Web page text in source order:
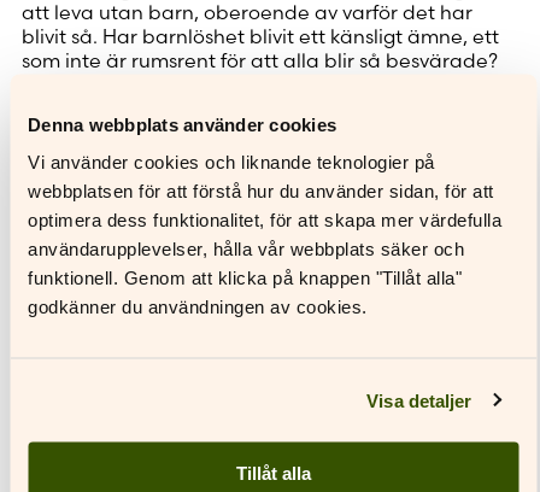
Denna webbplats använder cookies
Vi använder cookies och liknande teknologier på
webbplatsen för att förstå hur du använder sidan, för att
optimera dess funktionalitet, för att skapa mer värdefulla
användarupplevelser, hålla vår webbplats säker och
funktionell. Genom att klicka på knappen "Tillåt alla"
godkänner du användningen av cookies.
Visa detaljer
Tillåt alla
att leva utan barn, oberoende av varför det har
blivit så. Har barnlöshet blivit ett känsligt ämne, ett
som inte är rumsrent för att alla blir så besvärade?
barnen som aldrig kom – och de som aldrig känt av
någon mammadrift. Här finns de som på alla
möjliga sätt försöker få barn och de som gör allt för
att inte av misstag få barn. Här finns de som sörjer
och rasar över sin situation och de som har försonats
med den. Här finns det frivilliga och de ofrivilliga.
Här finns de som fått ompröva vem de är och vad
de vill göra i livet. Här finns berättelser om adoption,
provrörsbefruktning, abort, fosterbarn, andras barn.
I boken medverkar Monika Fagerholm, Annvi
Gardberg, Harriet Jossfolk- Furu, Sanna Karlsson,
Lotta Moring, Susanne Ringell, Micaela Röman, Ann
Sandqvist, Mikaela Sonck, Yrsa Stenius, Susanna